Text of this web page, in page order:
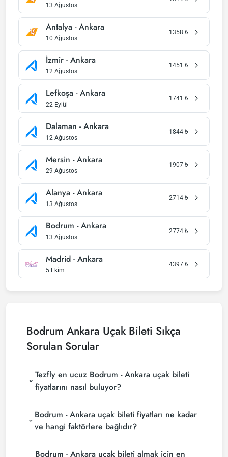
13 Ağustos
Antalya - Ankara
10 Ağustos
1358 ₺
İzmir - Ankara
12 Ağustos
1451 ₺
Lefkoşa - Ankara
22 Eylül
1741 ₺
Dalaman - Ankara
12 Ağustos
1844 ₺
Mersin - Ankara
29 Ağustos
1907 ₺
Alanya - Ankara
13 Ağustos
2714 ₺
Bodrum - Ankara
13 Ağustos
2774 ₺
Madrid - Ankara
5 Ekim
4397 ₺
Bodrum Ankara Uçak Bileti Sıkça
Sorulan Sorular
Tezfly en ucuz Bodrum - Ankara uçak bileti
fiyatlarını nasıl buluyor?
fiyatlarını bulmak için tur operatörleri, büyük
rezervasyon siteleri (konsolidatörler) ve yüzlerce
havayolu sitesini aramaktadır. Tezfly sitesinde
arayarak ucuz Bodrum - Ankara uçak biletlerini
Bodrum - Ankara uçak bileti fiyatları ne kadar
ve hangi faktörlere bağlıdır?
şirketine, seyahat tarihlerinize, bilet sınıfınıza ve
Bodrum - Ankara uçak bileti almak için en